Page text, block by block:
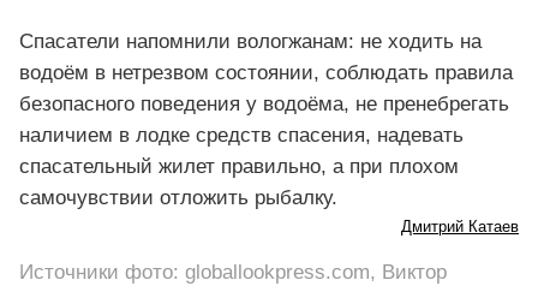
Спасатели напомнили вологжанам: не ходить на
водоём в нетрезвом состоянии, соблюдать правила
безопасного поведения у водоёма, не пренебрегать
наличием в лодке средств спасения, надевать
спасательный жилет правильно, а при плохом
самочувствии отложить рыбалку.
Дмитрий Катаев
Источники фото: globallookpress.com, Виктор